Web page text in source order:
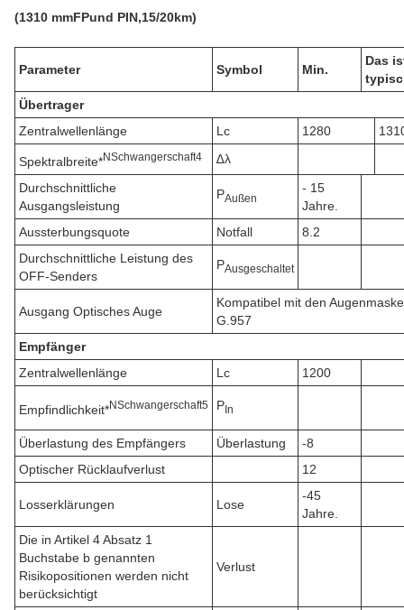
(1310 mmFPund PIN,15/20km)
Parameter Symbol Min.
Das
Übertrager
Zentralwellenlänge
Lc 1280
Spektralbreite*NSchwangerschaft4
∆λ
Durchschnittliche
Ausgangsleistung
PAußen
- 15
Jahre.
Aussterbungsquote
Notfall
8.2
Durchschnittliche Leistung des
OFF-Senders
PAusgeschaltet
Ausgang Optisches Auge
Kompatibel mit den
G.957
Empfänger
Zentralwellenlänge
Lc 1200
Empfindlichkeit*NSchwangerschaft5 PIn
Überlastung des Empfängers Überlastung
-8
Optischer Rücklaufverlust
12
Losserklärungen Lose
-45
Jahre.
Die in Artikel 4 Absatz 1
Buchstabe b genannten
Risikopositionen werden nicht
berücksichtigt
Verlust